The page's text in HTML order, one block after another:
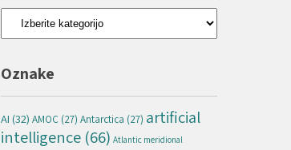
Kategorije
Oznake
AI (32) AMOC (27) Antarctica (27) artificial
intelligence (66) Atlantic meridional